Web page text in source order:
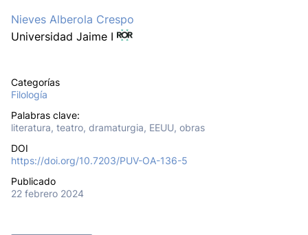
Nieves Alberola Crespo
Universidad Jaime I
Categorías
Filología
Palabras clave:
literatura, teatro, dramaturgia, EEUU, obras
DOI
https://doi.org/10.7203/PUV-OA-136-5
Publicado
22 febrero 2024